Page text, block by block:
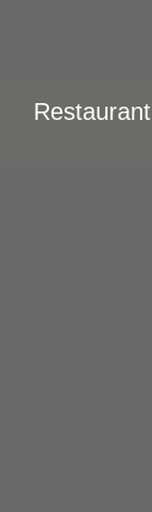
Restaurant